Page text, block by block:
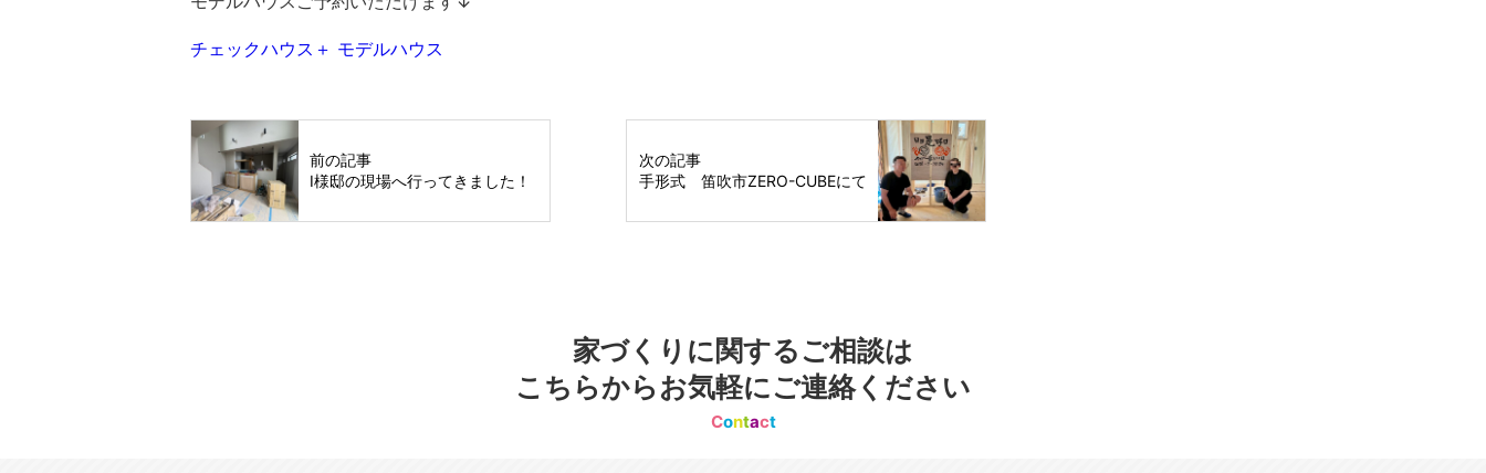
チェックハウス＋ モデルハウス
前の記事
I様邸の現場へ行ってきました！
次の記事
手形式 笛吹市ZERO-CUBEにて
家づくりに関するご相談は
こちらからお気軽にご連絡ください
Contact